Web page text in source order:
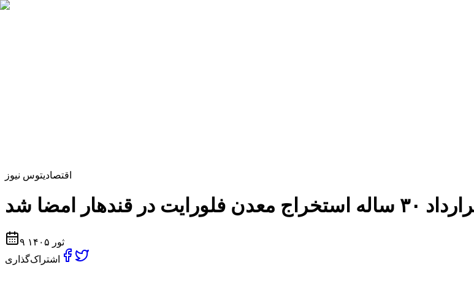
اقتصادیتوس نیوز
۹ ثور ۱۴۰۵
اشتراک‌گذاری